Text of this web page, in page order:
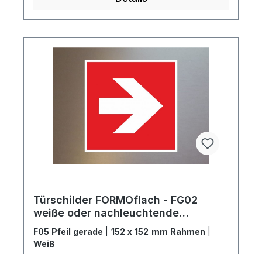
Türschilder FORMOflach - FG02
weiße oder nachleuchtende
Brandschutzzeichen
F05 Pfeil gerade 152 x 152 mm Rahmen
Weiß